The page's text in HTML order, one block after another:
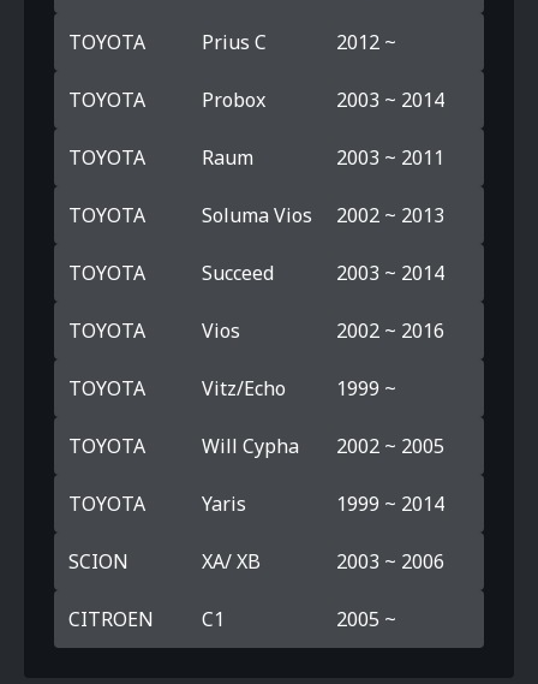
TOYOTA Prius C 2012 ~
TOYOTA Probox 2003 ~ 2014
TOYOTA Raum 2003 ~ 2011
TOYOTA Soluma Vios 2002 ~ 2013
TOYOTA Succeed 2003 ~ 2014
TOYOTA Vios 2002 ~ 2016
TOYOTA Vitz/Echo 1999 ~
TOYOTA Will Cypha 2002 ~ 2005
TOYOTA Yaris 1999 ~ 2014
SCION XA/ XB 2003 ~ 2006
CITROEN C1 2005 ~